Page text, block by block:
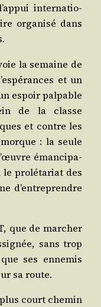
inter­na­tio­
orga­ni­sé dans
la semaine de
et un
espoir pal­pable
de la classe
et contre les
: la seule
éman­ci­pa­
pro­lé­ta­riat des
d’entreprendre
que de mar­cher
sans trop
ses enne­mis
sa route.
court che­min